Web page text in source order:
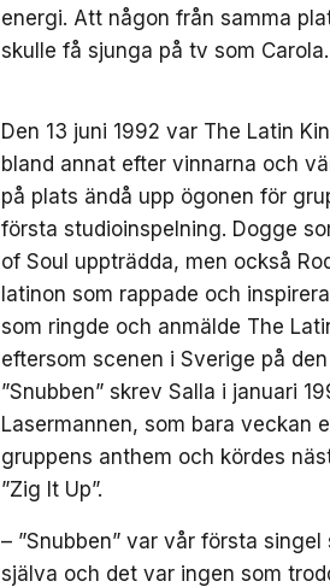
energi. Att någon från samma
skulle få sjunga på tv som
Den 13 juni 1992 var The Latin
bland annat efter vinnarna och
på plats ändå upp ögonen för
första studioinspelning. Dogge
of Soul uppträdda, men också
latinon som rappade och
som ringde och anmälde The
eftersom scenen i Sverige på
”Snubben” skrev Salla i januari
Lasermannen, som bara veckan
gruppens anthem och kördes
”Zig It Up”.
– ”Snubben” var vår första
själva och det var ingen som